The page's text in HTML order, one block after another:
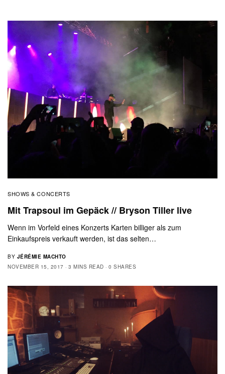
SHOWS & CONCERTS
Mit Trapsoul im Gepäck // Bryson Tiller live
Wenn im Vorfeld eines Konzerts Karten billiger als zum
Einkaufspreis verkauft werden, ist das selten…
BY JÉRÉMIE MACHTO
NOVEMBER 15, 2017
3 MINS READ 0 SHARES